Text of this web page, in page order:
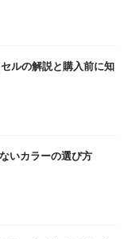
ルの解説と購入前に知
いカラーの選び方